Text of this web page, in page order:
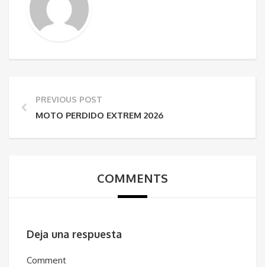
PREVIOUS POST
MOTO PERDIDO EXTREM 2026
COMMENTS
Deja una respuesta
Comment